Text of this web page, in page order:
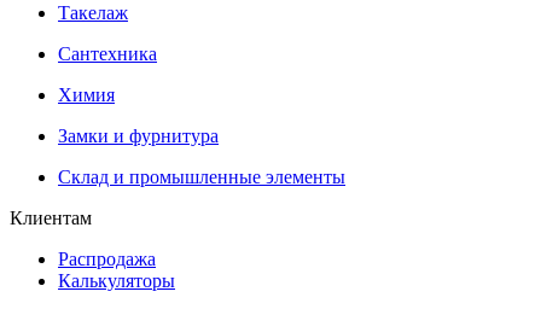
Такелаж
Сантехника
Химия
Замки и фурнитура
Склад и промышленные элементы
Клиентам
Распродажа
Калькуляторы